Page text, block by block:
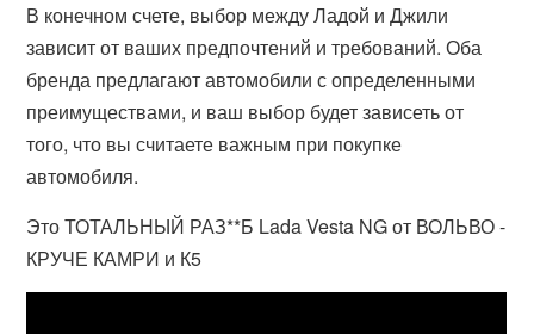
В конечном счете, выбор между Ладой и Джили
зависит от ваших предпочтений и требований. Оба
бренда предлагают автомобили с определенными
преимуществами, и ваш выбор будет зависеть от
того, что вы считаете важным при покупке
автомобиля.
Это ТОТАЛЬНЫЙ РАЗ**Б Lada Vesta NG от ВОЛЬВО -
КРУЧЕ КАМРИ и К5